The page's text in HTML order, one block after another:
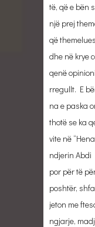
të, që e bën
një prej
që
dhe në krye
qenë
rregullt. E
na e paska
thotë se ka
vite në
ndjerin Abdi
por për të
poshtër,
jeton me
ngjarje,